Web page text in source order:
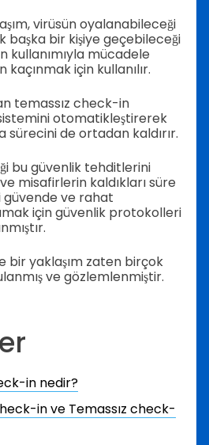
virüsün oyalanabileceği
başka bir kişiye geçebileceği
mücadele
için kullanılır.
temassız check-in
otomatikleştirerek
de ortadan kaldırır.
bu güvenlik tehditlerini
misafirlerin kaldıkları süre
ve rahat
için güvenlik protokolleri
bir yaklaşım zaten birçok
ve gözlemlenmiştir.
in nedir?
in ve Temassız check-